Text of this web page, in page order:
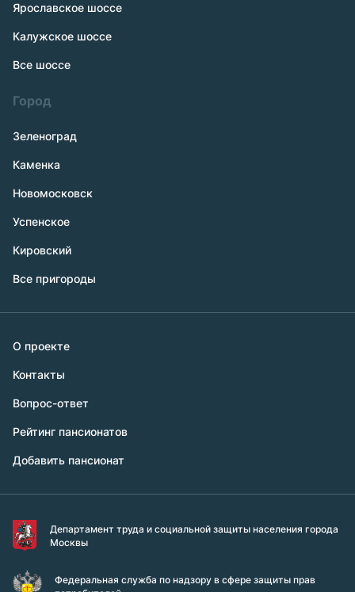
Ярославское шоссе
Калужское шоссе
Все шоссе
Город
Зеленоград
Каменка
Новомосковск
Успенское
Кировский
Все пригороды
О проекте
Контакты
Вопрос-ответ
Рейтинг пансионатов
Добавить пансионат
Департамент труда и социальной защиты населения города
Москвы
Федеральная служба по надзору в сфере защиты прав